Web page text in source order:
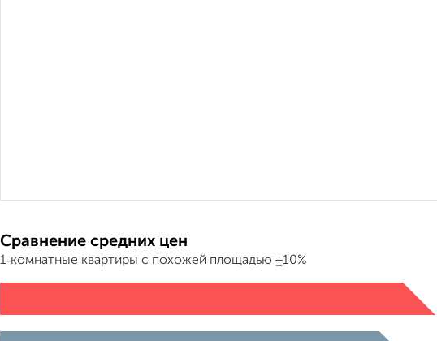
Сравнение средних цен
1‑комнатные квартиры с похожей площадью ±10%